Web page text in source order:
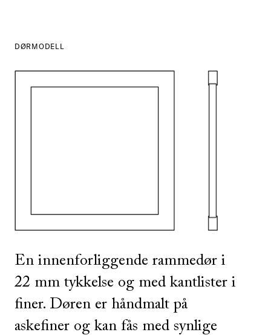
DØRMODELL
En innenforliggende rammedør i
22 mm tykkelse og med kantlister i
finer. Døren er håndmalt på
askefiner og kan fås med synlige